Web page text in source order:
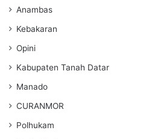
Anambas
Kebakaran
Opini
Kabupaten Tanah Datar
Manado
CURANMOR
Polhukam